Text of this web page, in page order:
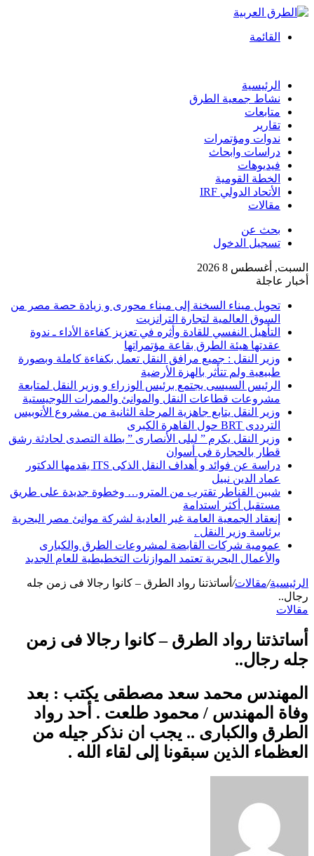
القائمة
الرئيسية
نشاط جمعية الطرق
متابعات
تقارير
ندوات ومؤتمرات
دراسات وابحاث
فيديوهات
الخطة القومية
الأتحاد الدولي IRF
مقالات
بحث عن
تسجيل الدخول
السبت, أغسطس 8 2026
أخبار عاجلة
تحويل ميناء السخنة إلى ميناء محورى و زيادة حصة مصر من
السوق العالمية لتجارة الترانزيت
التأهيل النفسي للقادة وأثره في تعزيز كفاءة الأداء ـ ندوة
عقدتها هيئة الطرق بقاعة مؤتمراتها
وزير النقل : جميع مرافق النقل تعمل بكفاءة كاملة وبصورة
طبيعية ولم تتأثر بالهزة الأرضية
الرئيس السيسى يجتمع برئيس الوزراء و وزير النقل لمتابعة
مشروعات قطاعات النقل والموانئ والممرات اللوجيستية
وزير النقل يتابع جاهزية المرحلة الثانية من مشروع الأتوبيس
الترددى BRT حول القاهرة الكبرى
وزير النقل يكرم ” ليلى الأنصارى ” بطلة التصدى لحادثة رشق
قطار بالحجارة فى أسوان
دراسة عن فوائد و أهداف النقل الذكى ITS يقدمها الدكتور
عماد الدين نبيل
شبين القناطر تقترب من المترو… وخطوة جديدة على طريق
مستقبل أكثر استدامة
إنعقاد الجمعية العامة غير العادية لشركة موانئ مصر البحرية
برئاسة وزير النقل .
عمومية شركات القابضة لمشروعات الطرق والكبارى
والأعمال البحرية تعتمد الموازنات التخطيطية للعام الجديد
الرئيسية/مقالات/ أساتذتنا رواد الطرق – كانوا رجالا فى زمن جله
رجال..
مقالات
أساتذتنا رواد الطرق – كانوا رجالا فى زمن
جله رجال..
المهندس محمد سعد مصطقى يكتب : بعد
وفاة المهندس / محمود طلعت . أحد رواد
الطرق والكبارى .. يجب ان نذكر جيله من
العظماء الذين سبقونا إلى لقاء الله .